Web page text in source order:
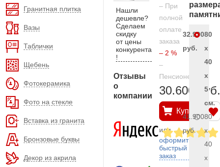
Гранитная плитка
Вазы
Таблички
Щебень
Фотокерамика
Фото на стекле
Вставка из гранита
Бронзовые буквы
Декор из акрила
Нашли
дешевле?
Сделаем
скидку
от цены
конкурента
!
Отзывы
о
компании
– При
полной
оплате
заказа
– 2 %
–
Пенсионерам
30.600 руб.
Купить
или
оформить
быстрый
заказ
32.900
руб.
80
x
40
x
5
см.
41.900
руб.
80
x
40
x